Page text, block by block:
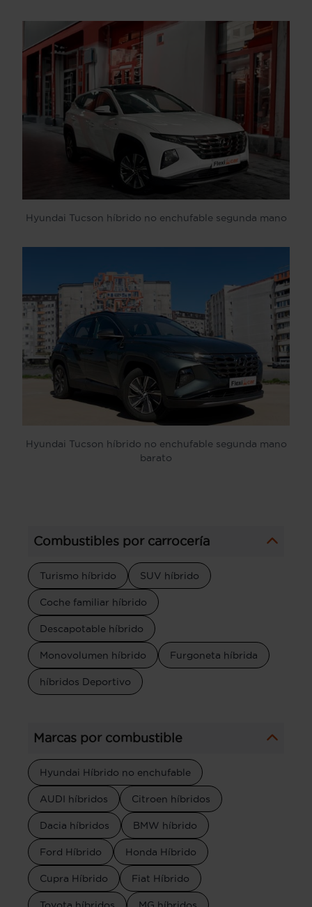
Hyundai Tucson híbrido no enchufable segunda mano
Hyundai Tucson híbrido no enchufable segunda mano
barato
Combustibles por carrocería
Turismo híbrido SUV híbrido
Coche familiar híbrido
Descapotable híbrido
Monovolumen híbrido Furgoneta híbrida
híbridos Deportivo
Marcas por combustible
Hyundai Híbrido no enchufable
AUDI híbridos Citroen híbridos
Dacia híbridos BMW híbrido
Ford Híbrido Honda Híbrido
Cupra Híbrido Fiat Híbrido
Toyota híbridos MG híbridos